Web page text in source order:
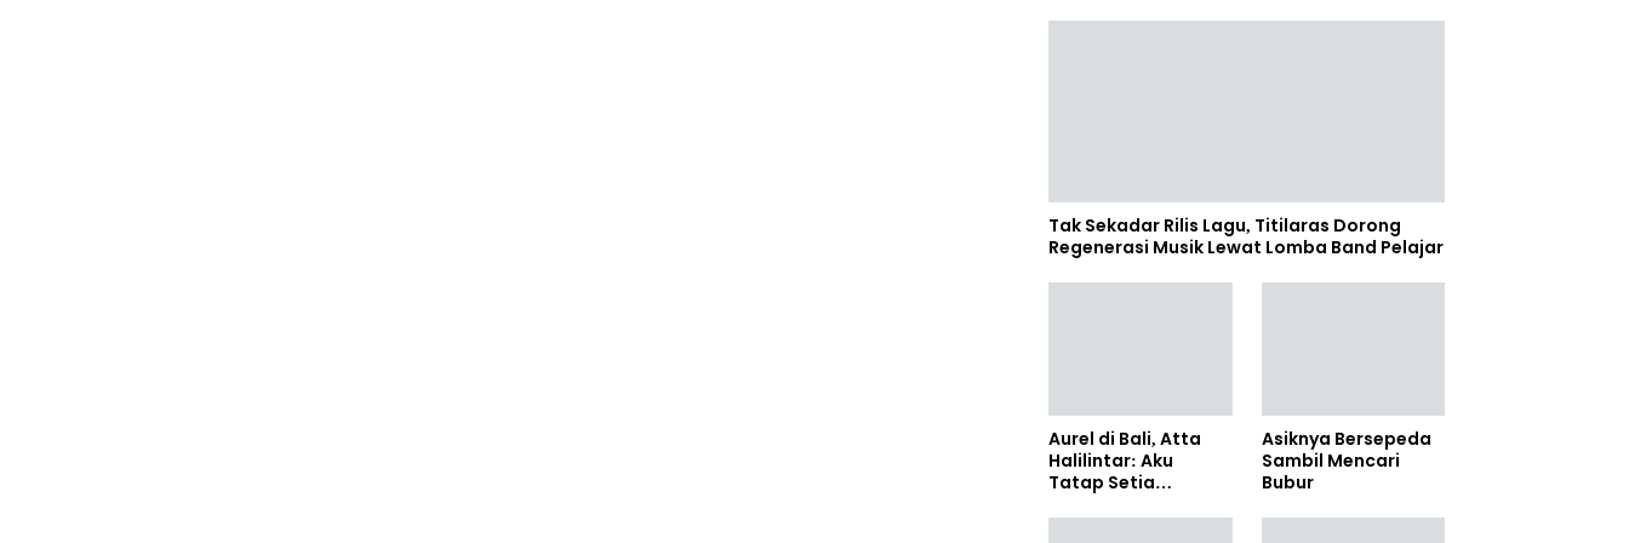
Tak Sekadar Rilis Lagu, Titilaras Dorong
Regenerasi Musik Lewat Lomba Band Pelajar
Aurel di Bali, Atta
Halilintar: Aku
Tatap Setia
Asiknya Bersepeda
Sambil Mencari
Bubur